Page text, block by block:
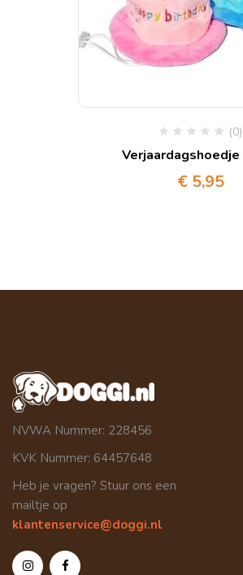
(0)
€ 5,95
NVWA Nummer: 228456
KVK Nummer: 64457648
Heb je vragen? Stuur ons een
mailtje op
klantenservice@doggi.nl